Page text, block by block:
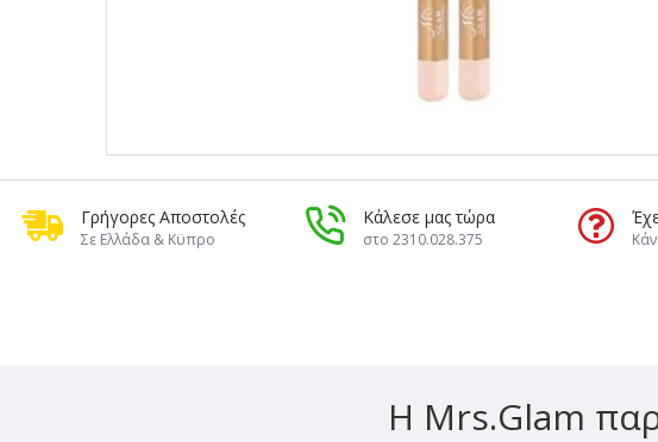
Γρήγορες Αποστολές
Σε Ελλάδα & Κϋπρο
Κάλεσε μας τώρα
στο 2310.028.375
Η Mrs.Glam